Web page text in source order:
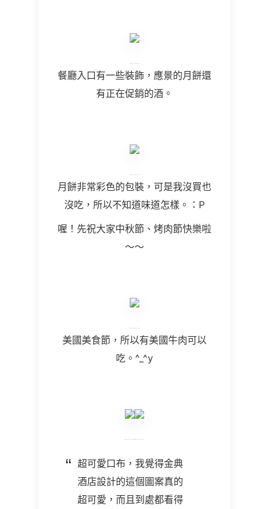
餐廳入口有一些裝飾，應景的月餅還
有正在促銷的酒。
月餅非常彩色的包裝，可是我沒買也
沒吃，所以不知道味道怎樣。：P
喔！先祝大家中秋節、烤肉節快樂啦
～～
美國美食節，所以有美國牛肉可以
吃。^_^y
超可愛口布，我覺得金典
酒店設計的這個圖案真的
超可愛，而且到處都看得